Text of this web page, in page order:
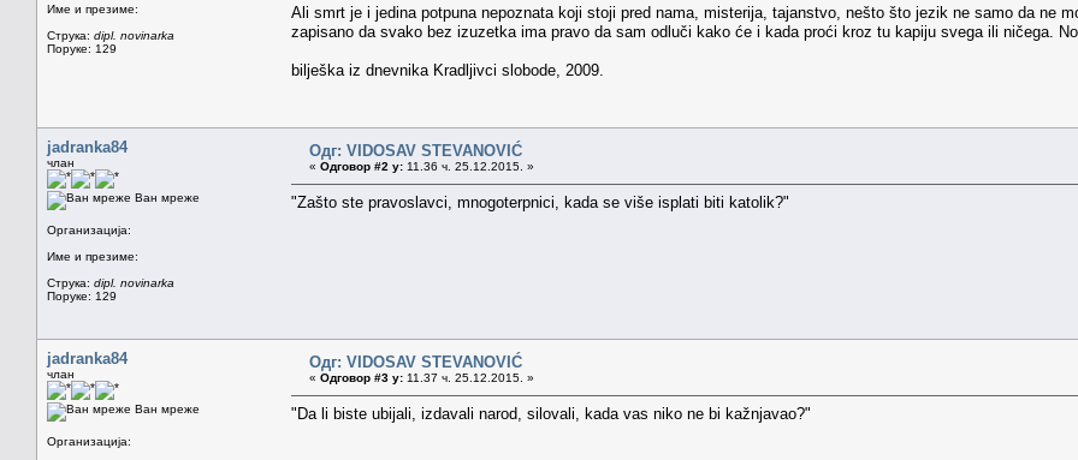
Име и презиме:
Струка: dipl. novinarka
Поруке: 129
Ali smrt je i jedina potpuna nepoznata koji stoji pred nama, misterija, tajanstvo, nešto što jezik ne samo da ne
zapisano da svako bez izuzetka ima pravo da sam odluči kako će i kada proći kroz tu kapiju svega ili ničega.
bilješka iz dnevnika Kradljivci slobode, 2009.
jadranka84
члан
Ван мреже
Организација:
Име и презиме:
Струка: dipl. novinarka
Поруке: 129
Одг: VIDOSAV STEVANOVIĆ
« Одговор #2 у: 11.36 ч. 25.12.2015. »
"Zašto ste pravoslavci, mnogoterpnici, kada se više isplati biti katolik?"
jadranka84
члан
Ван мреже
Организација:
Одг: VIDOSAV STEVANOVIĆ
« Одговор #3 у: 11.37 ч. 25.12.2015. »
"Da li biste ubijali, izdavali narod, silovali, kada vas niko ne bi kažnjavao?"